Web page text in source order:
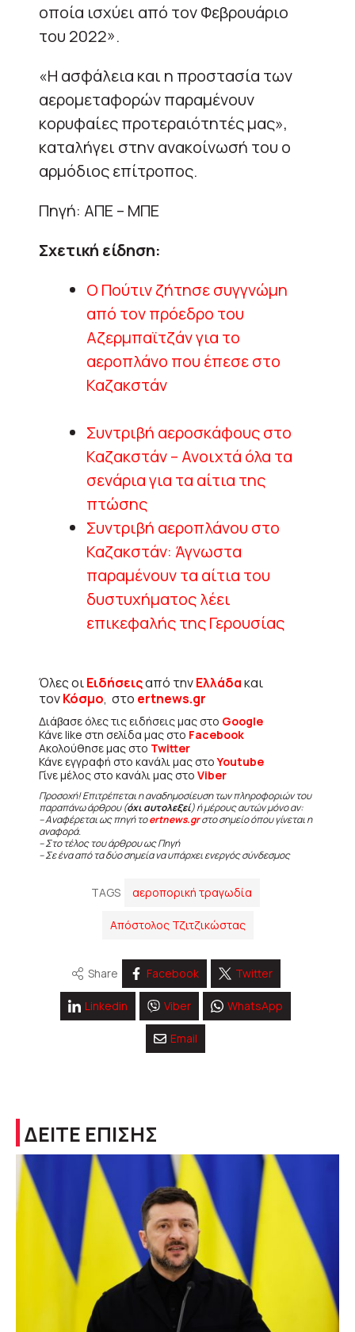
οποία ισχύει από τον Φεβρουάριο
του 2022».
«Η ασφάλεια και η προστασία των
αερομεταφορών παραμένουν
κορυφαίες προτεραιότητές μας»,
καταλήγει στην ανακοίνωσή του ο
αρμόδιος επίτροπος.
Πηγή: ΑΠΕ – ΜΠΕ
Σχετική είδηση:
Ο Πούτιν ζήτησε συγγνώμη
από τον πρόεδρο του
Αζερμπαϊτζάν για το
αεροπλάνο που έπεσε στο
Καζακστάν
Συντριβή αεροσκάφους στο
Καζακστάν – Ανοιχτά όλα τα
σενάρια για τα αίτια της
πτώσης
Συντριβή αεροπλάνου στο
Καζακστάν: Άγνωστα
παραμένουν τα αίτια του
δυστυχήματος λέει
επικεφαλής της Γερουσίας
Όλες οιΕιδήσειςαπό τηνΕλλάδακαι
τονΚόσμο, στο ertnews.gr
Διάβασε όλες τις ειδήσεις μας στο Google
Κάνε like στη σελίδα μας στο Facebook
Ακολούθησε μας στο Twitter
Κάνε εγγραφή στο κανάλι μας στοYoutube
Γίνε μέλος στο κανάλι μας στο Viber
Προσοχή! Επιτρέπεται η αναδημοσίευση των πληροφοριών του
παραπάνω άρθρου (όχι αυτολεξεί) ή μέρους αυτών μόνο αν:
– Αναφέρεται ως πηγή τοertnews.grστο σημείο όπου γίνεται η
αναφορά.
– Στο τέλος του άρθρου ως Πηγή
– Σε ένα από τα δύο σημεία να υπάρχει ενεργός σύνδεσμος
TAGS αεροπορική τραγωδία
Απόστολος Τζιτζικώστας
Share Facebook Twitter
Linkedin Viber WhatsApp
Email
ΔΕΙΤΕ ΕΠΙΣΗΣ